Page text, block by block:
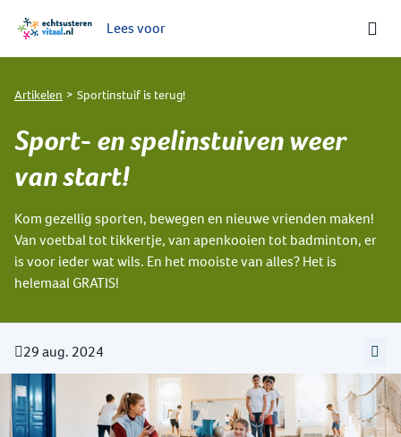
Lees voor
Artikelen Sportinstuif is terug!
Sport- en spelinstuiven weer
van start!
Kom gezellig sporten, bewegen en nieuwe vrienden maken!
Van voetbal tot tikkertje, van apenkooien tot badminton, er
is voor ieder wat wils. En het mooiste van alles? Het is
helemaal GRATIS!
29 aug. 2024